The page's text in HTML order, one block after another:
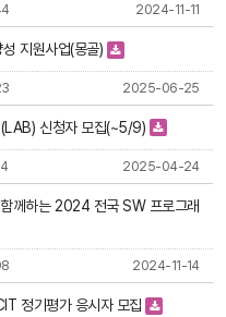
2024-11-11
지원사업(몽골)
2025-06-25
신청자 모집(~5/9)
2025-04-24
께하는 2024 전국 SW 프로그래
2024-11-14
정기평가 응시자 모집